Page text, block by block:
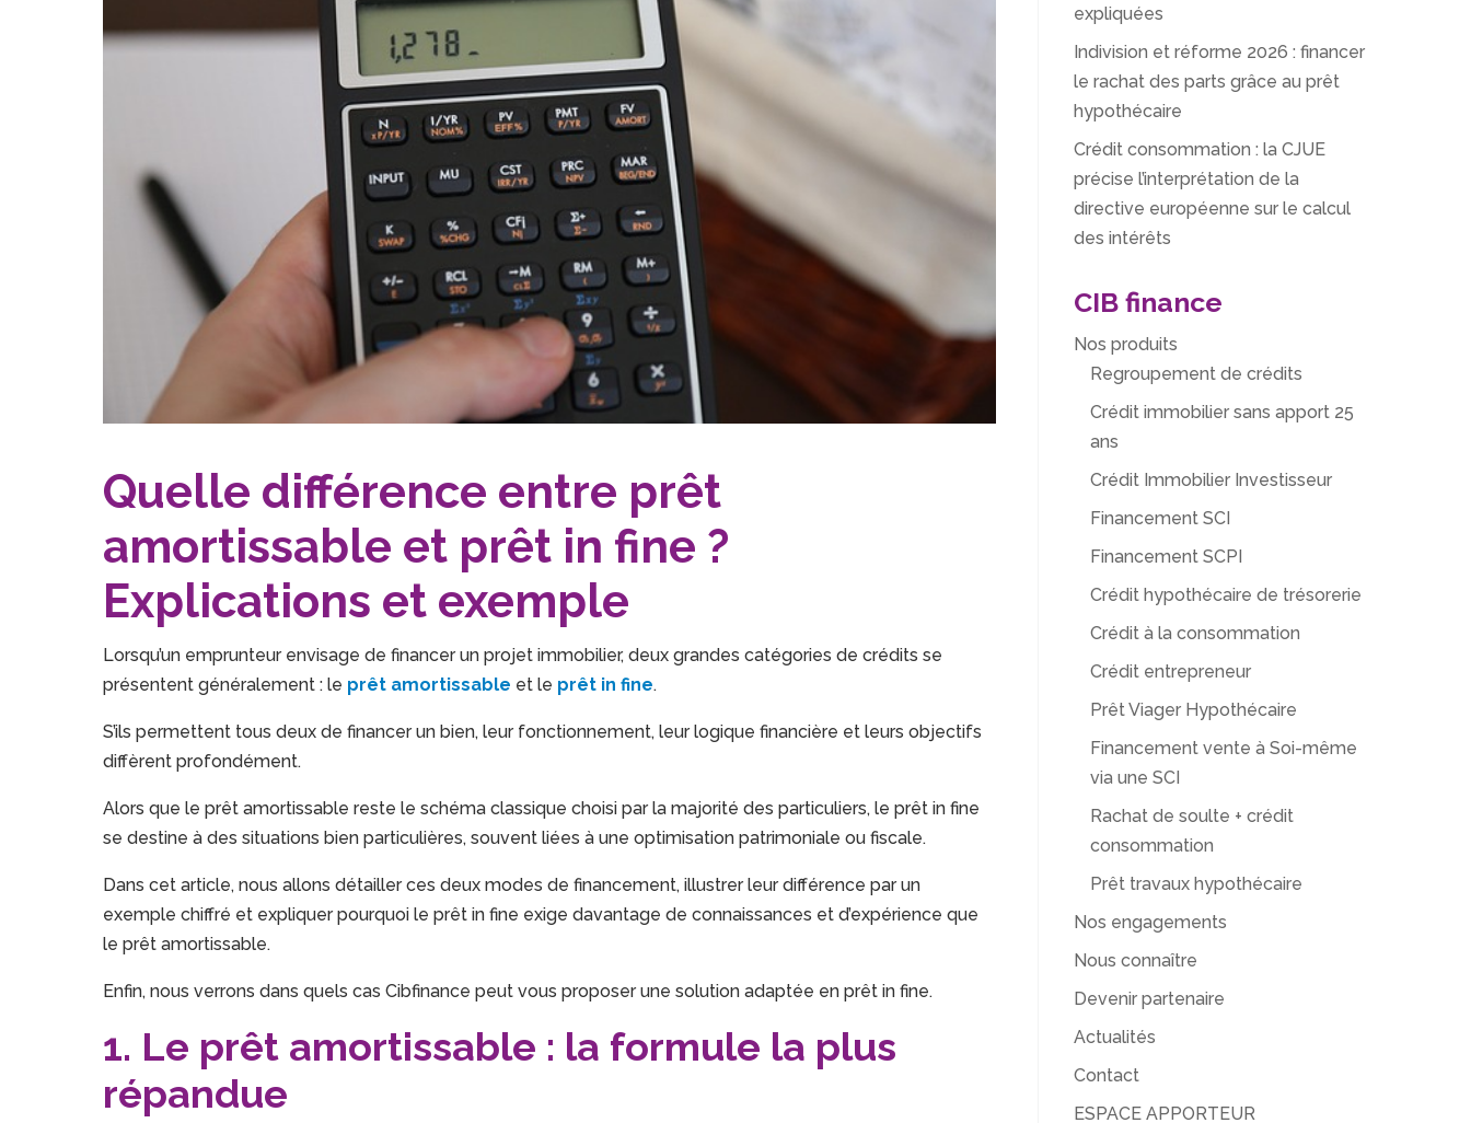
Quelle différence entre prêt
amortissable et prêt in fine ?
Explications et exemple
Lorsqu’un emprunteur envisage de financer un projet immobilier, deux grandes catégories de crédits se
présentent généralement : le prêt amortissable et le prêt in fine.
S’ils permettent tous deux de financer un bien, leur fonctionnement, leur logique financière et leurs objectifs
diffèrent profondément.
Alors que le prêt amortissable reste le schéma classique choisi par la majorité des particuliers, le prêt in fine
se destine à des situations bien particulières, souvent liées à une optimisation patrimoniale ou fiscale.
Dans cet article, nous allons détailler ces deux modes de financement, illustrer leur différence par un
exemple chiffré et expliquer pourquoi le prêt in fine exige davantage de connaissances et d’expérience que
le prêt amortissable.
Enfin, nous verrons dans quels cas Cibfinance peut vous proposer une solution adaptée en prêt in fine.
1. Le prêt amortissable : la formule la plus
répandue
expliquées
Indivision et réforme 2026 : financer
le rachat des parts grâce au prêt
hypothécaire
Crédit consommation : la CJUE
précise l’interprétation de la
directive européenne sur le calcul
des intérêts
CIB finance
Nos produits
Regroupement de crédits
Crédit immobilier sans apport 25
ans
Crédit Immobilier Investisseur
Financement SCI
Financement SCPI
Crédit hypothécaire de trésorerie
Crédit à la consommation
Crédit entrepreneur
Prêt Viager Hypothécaire
Financement vente à Soi-même
via une SCI
Rachat de soulte + crédit
consommation
Prêt travaux hypothécaire
Nos engagements
Nous connaître
Devenir partenaire
Actualités
Contact
ESPACE APPORTEUR